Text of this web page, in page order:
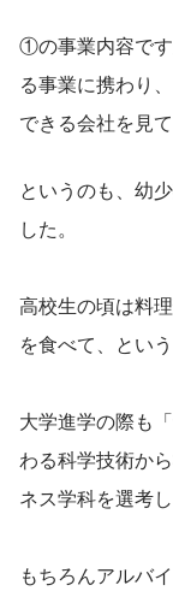
①の事業内容で
る事業に携わり
できる会社を見て
というのも、幼
した。
高校生の頃は料
を食べて、とい
大学進学の際も
わる科学技術か
ネス学科を選考し
もちろんアルバ